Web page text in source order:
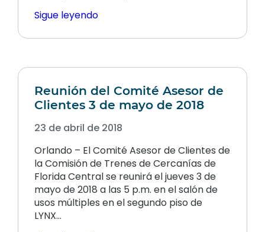
Sigue leyendo
Reunión del Comité Asesor de
Clientes 3 de mayo de 2018
23 de abril de 2018
Orlando – El Comité Asesor de Clientes de
la Comisión de Trenes de Cercanías de
Florida Central se reunirá el jueves 3 de
mayo de 2018 a las 5 p.m. en el salón de
usos múltiples en el segundo piso de
LYNX...